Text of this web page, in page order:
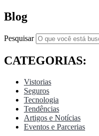
Blog
Pesquisar
CATEGORIAS:
Vistorias
Seguros
Tecnologia
Tendências
Artigos e Notícias
Eventos e Parcerias